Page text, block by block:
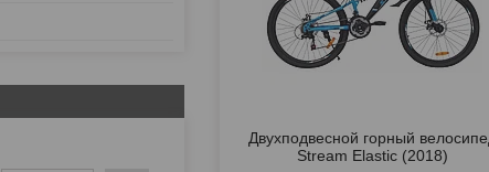
Двухподвесной горный
Stream Elastic (2018)